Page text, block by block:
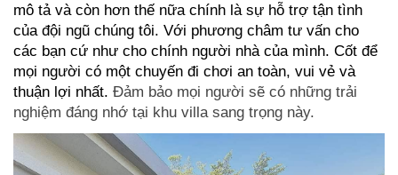
mô tả và còn hơn thế nữa chính là sự hỗ trợ tận tình
của đội ngũ chúng tôi. Với phương châm tư vấn cho
các bạn cứ như cho chính người nhà của mình. Cốt để
mọi người có một chuyến đi chơi an toàn, vui vẻ và
thuận lợi nhất. Đảm bảo mọi người sẽ có những trải
nghiệm đáng nhớ tại khu villa sang trọng này.